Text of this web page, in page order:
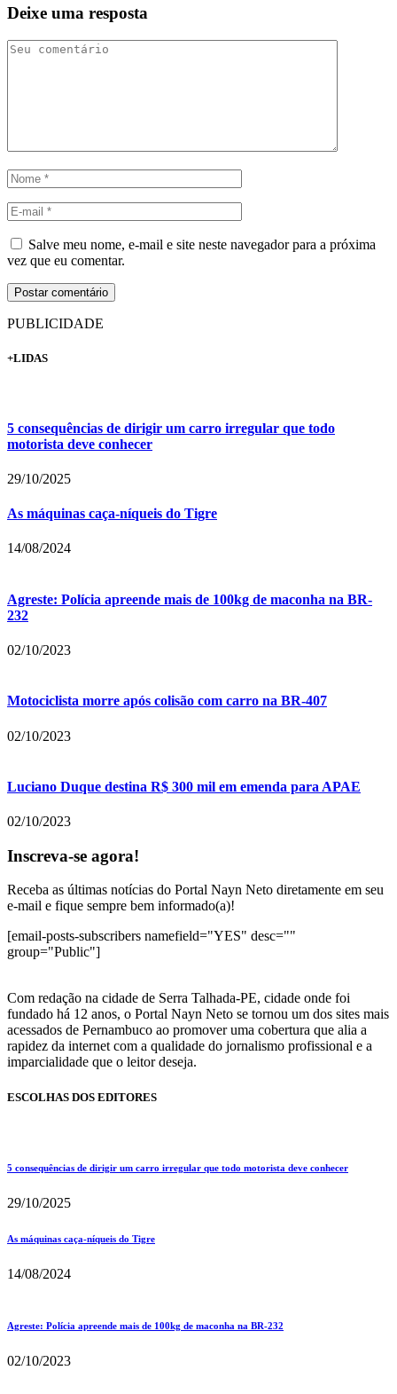
Deixe uma resposta
Salve meu nome, e-mail e site neste navegador para a próxima
vez que eu comentar.
PUBLICIDADE
+LIDAS
5 consequências de dirigir um carro irregular que todo
motorista deve conhecer
29/10/2025
As máquinas caça-níqueis do Tigre
14/08/2024
Agreste: Polícia apreende mais de 100kg de maconha na BR-
232
02/10/2023
Motociclista morre após colisão com carro na BR-407
02/10/2023
Luciano Duque destina R$ 300 mil em emenda para APAE
02/10/2023
Inscreva-se agora!
Receba as últimas notícias do Portal Nayn Neto diretamente em seu
e-mail e fique sempre bem informado(a)!
[email-posts-subscribers namefield="YES" desc=""
group="Public"]
Com redação na cidade de Serra Talhada-PE, cidade onde foi
fundado há 12 anos, o Portal Nayn Neto se tornou um dos sites mais
acessados de Pernambuco ao promover uma cobertura que alia a
rapidez da internet com a qualidade do jornalismo profissional e a
imparcialidade que o leitor deseja.
ESCOLHAS DOS EDITORES
5 consequências de dirigir um carro irregular que todo motorista deve conhecer
29/10/2025
As máquinas caça-níqueis do Tigre
14/08/2024
Agreste: Polícia apreende mais de 100kg de maconha na BR-232
02/10/2023